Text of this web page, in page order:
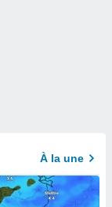
À la une